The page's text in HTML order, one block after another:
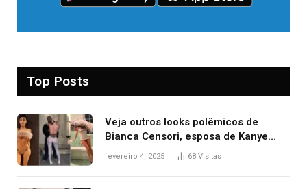
Top Posts
Veja outros looks polêmicos de
Bianca Censori, esposa de Kanye
West que apareceu nua no Grammy
fevereiro 4, 2025 68 Visitas